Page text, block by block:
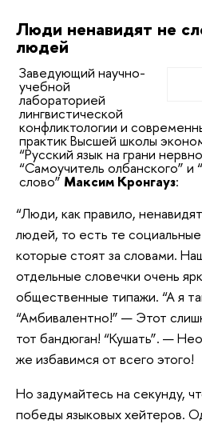
Люди ненавидят не
людей
Заведующий научно-
учебной
лабораторией
лингвистической
конфликтологии и
практик Высшей школы
“Русский язык на грани
“Самоучитель олбанского” и
слово” Максим Кронгауз:
“Люди, как правило,
людей, то есть те
которые стоят за словами.
отдельные словечки очень
общественные типажи. “А я
“Амбивалентно!” — Этот
тот бандюган! “Кушать”. —
же избавимся от всего этого!
Но задумайтесь на секунду,
победы языковых хейтеров.